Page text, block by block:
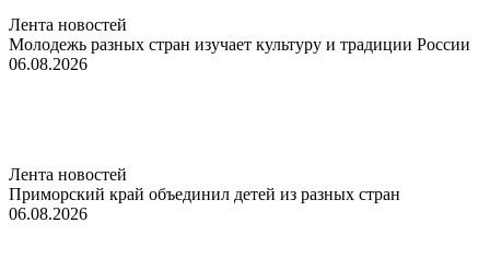
Лента новостей
Молодежь разных стран изучает культуру и традиции России
06.08.2026
Лента новостей
Приморский край объединил детей из разных стран
06.08.2026